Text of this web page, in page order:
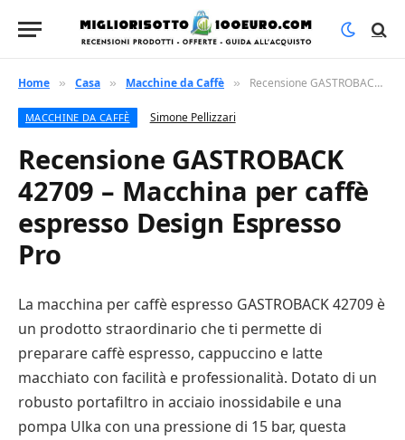
Home » Casa » Macchine da Caffè » Recensione GASTROBACK 42709 – Macchina per caffè espresso Design Espresso Pro
MACCHINE DA CAFFÈ Simone Pellizzari
Recensione GASTROBACK
42709 – Macchina per caffè
espresso Design Espresso
Pro
La macchina per caffè espresso GASTROBACK 42709 è
un prodotto straordinario che ti permette di
preparare caffè espresso, cappuccino e latte
macchiato con facilità e professionalità. Dotato di un
robusto portafiltro in acciaio inossidabile e una
pompa Ulka con una pressione di 15 bar, questa